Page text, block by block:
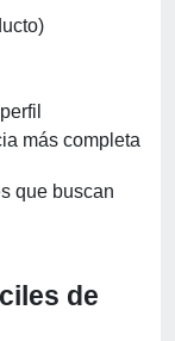
más completa
que buscan
de